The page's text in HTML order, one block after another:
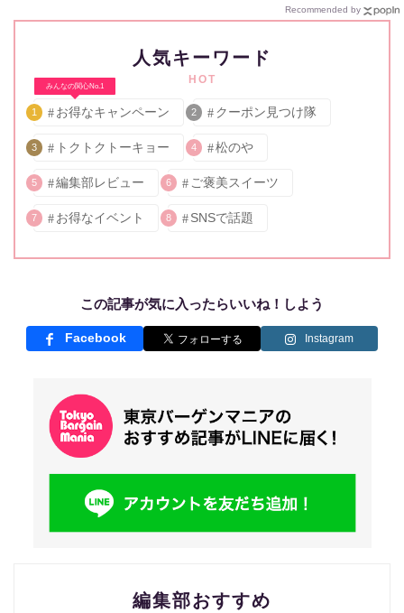
Recommended by
人気キーワード
HOT
みんなの関心No.1
1 お得なキャンペーン 2 クーポン見つけ隊
3 トクトクトーキョー 4 松のや
5 編集部レビュー 6 ご褒美スイーツ
7 お得なイベント 8 SNSで話題
この記事が気に入ったらいいね！しよう
Facebook Instagram
編集部おすすめ